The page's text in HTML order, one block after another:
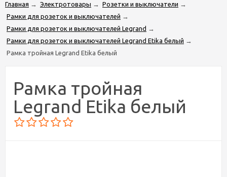
Главная → Электротовары → Розетки и выключатели →
Рамки для розеток и выключателей →
Рамки для розеток и выключателей Legrand →
Рамки для розеток и выключателей Legrand Etika белый →
Рамка тройная Legrand Etika белый
Рамка тройная
Legrand Etika белый